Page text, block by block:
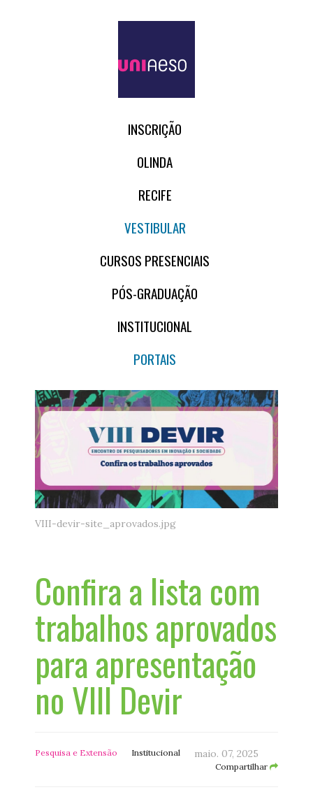
INSCRIÇÃO
OLINDA
RECIFE
VESTIBULAR
CURSOS PRESENCIAIS
PÓS-GRADUAÇÃO
INSTITUCIONAL
PORTAIS
VIII-devir-site_aprovados.jpg
Confira a lista com
trabalhos aprovados
para apresentação
no VIII Devir
Pesquisa e Extensão Institucional maio. 07, 2025
Compartilhar